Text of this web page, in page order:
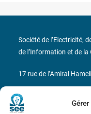
Société de l’Electricité,
de l’Information et de
17 rue de l’Amiral
Métro : « Boissière »